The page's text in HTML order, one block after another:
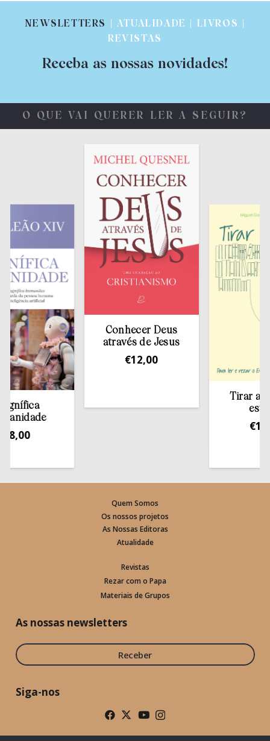
NEWSLETTERS
| ATUALIDADE | LIVROS |
REVISTAS
Receba as nossas novidades!
O QUE VAI QUERER LER A SEGUIR?
Conhecer Deus
através de Jesus
12,00
Tirar a Bíblia
estante
13,50
Quem Somos
Os nossos projetos
As Nossas Editoras
Atualidade
Revistas
Rezar com o Papa
Materiais de Grupos
As nossas newsletters
Receber
Siga-nos